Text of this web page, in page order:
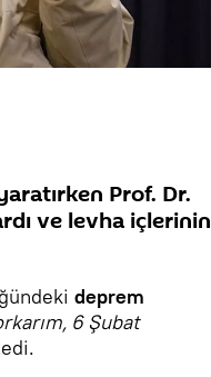
Prof. Dr.
ve levha içlerinin
deprem
6 Şubat